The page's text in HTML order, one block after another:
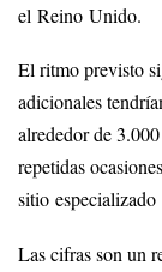
el Reino Unido.
El ritmo previsto
adicionales
alrededor de
repetidas
sitio
Las cifras son un